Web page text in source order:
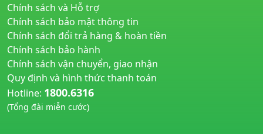
Chính sách và Hỗ trợ
Chính sách bảo mật thông tin
Chính sách đổi trả hàng & hoàn tiền
Chính sách bảo hành
Chính sách vận chuyển, giao nhận
Quy định và hình thức thanh toán
Hotline: 1800.6316
(Tổng đài miễn cước)